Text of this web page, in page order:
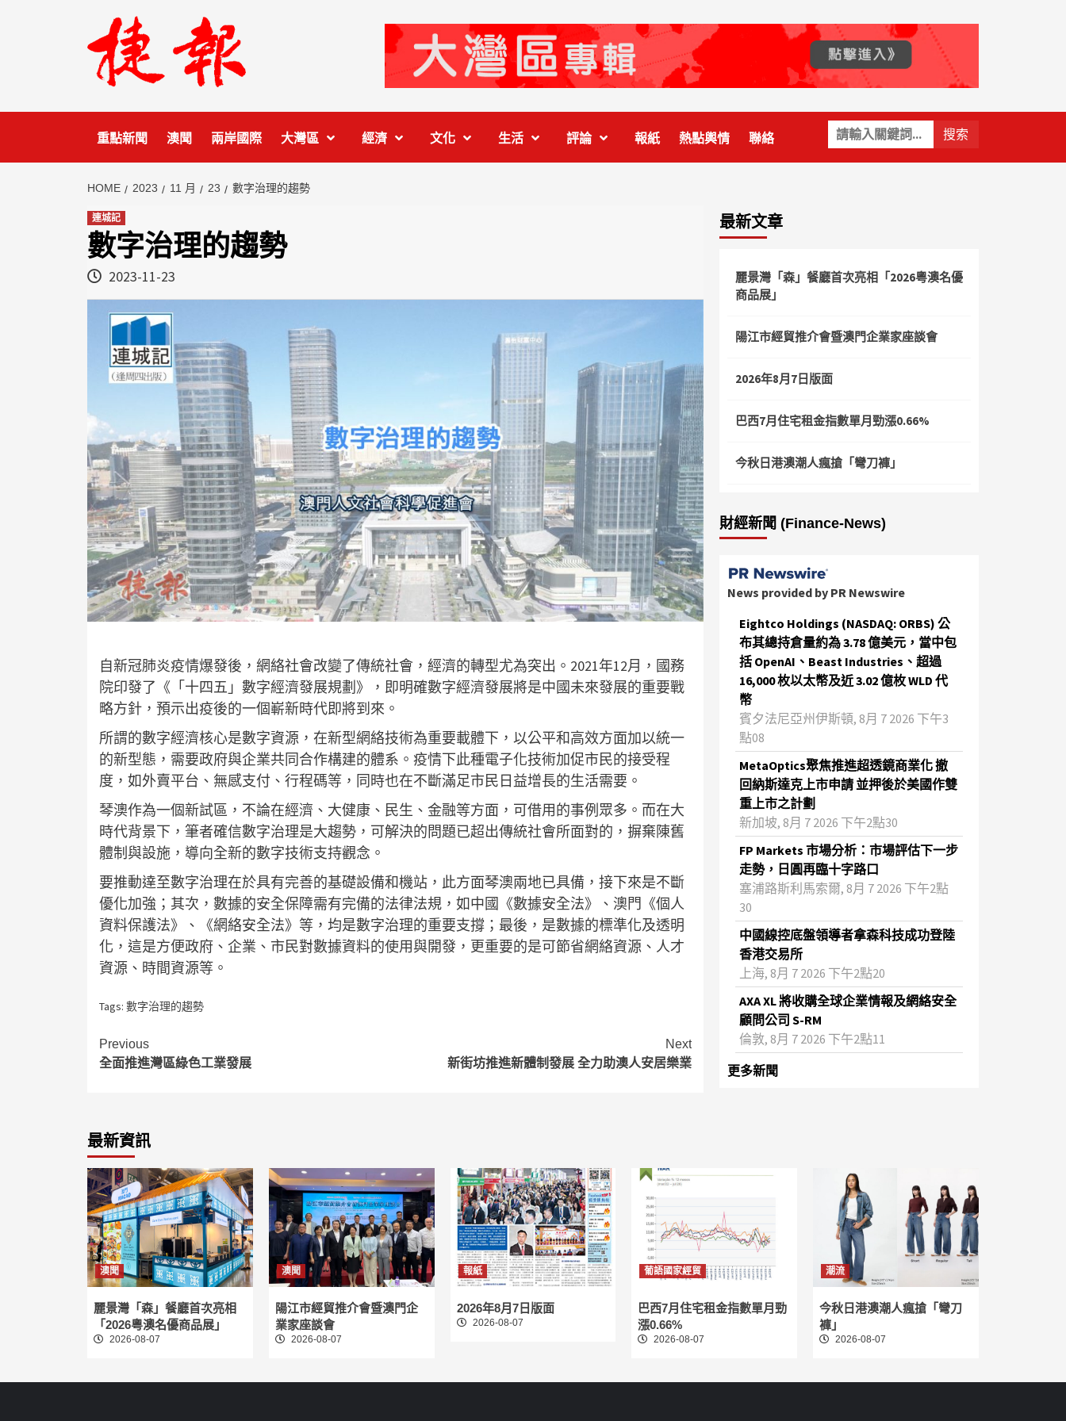
關
鍵
字:
重點新聞 澳聞 兩岸國際 大灣區 經濟 文化 生活 評論 報紙 熱點輿情 聯絡
HOME 2023 11 月 23 數字治理的趨勢
連城記
數字治理的趨勢
2023-11-23
自新冠肺炎疫情爆發後，網絡社會改變了傳統社會，經濟的轉型尤為突出。2021年12月，國務
院印發了《「十四五」數字經濟發展規劃》，即明確數字經濟發展將是中國未來發展的重要戰
略方針，預示出疫後的一個嶄新時代即將到來。
所謂的數字經濟核心是數字資源，在新型網絡技術為重要載體下，以公平和高效方面加以統一
的新型態，需要政府與企業共同合作構建的體系。疫情下此種電子化技術加促市民的接受程
度，如外賣平台、無感支付、行程碼等，同時也在不斷滿足市民日益增長的生活需要。
琴澳作為一個新試區，不論在經濟、大健康、民生、金融等方面，可借用的事例眾多。而在大
時代背景下，筆者確信數字治理是大趨勢，可解決的問題已超出傳統社會所面對的，摒棄陳舊
體制與設施，導向全新的數字技術支持觀念。
要推動達至數字治理在於具有完善的基礎設備和機站，此方面琴澳兩地已具備，接下來是不斷
優化加強；其次，數據的安全保障需有完備的法律法規，如中國《數據安全法》、澳門《個人
資料保護法》、《網絡安全法》等，均是數字治理的重要支撐；最後，是數據的標準化及透明
化，這是方便政府、企業、市民對數據資料的使用與開發，更重要的是可節省網絡資源、人才
資源、時間資源等。
Tags: 數字治理的趨勢
Continue
Reading
Previous
全面推進灣區綠色工業發展
Next
新街坊推進新體制發展 全力助澳人安居樂業
最新文章
麗景灣「森」餐廳首次亮相「2026粵澳名優
商品展」
陽江市經貿推介會暨澳門企業家座談會
2026年8月7日版面
巴西7月住宅租金指數單月勁漲0.66%
今秋日港澳潮人瘋搶「彎刀褲」
財經新聞 (Finance-News)
News provided by PR Newswire
Eightco Holdings (NASDAQ: ORBS) 公
布其總持倉量約為 3.78 億美元，當中包
括 OpenAI、Beast Industries、超過
16,000 枚以太幣及近 3.02 億枚 WLD 代
幣
賓夕法尼亞州伊斯頓, 8月 7 2026 下午3
點08
MetaOptics聚焦推進超透鏡商業化 撤
回納斯達克上市申請 並押後於美國作雙
重上市之計劃
新加坡, 8月 7 2026 下午2點30
FP Markets 市場分析：市場評估下一步
走勢，日圓再臨十字路口
塞浦路斯利馬索爾, 8月 7 2026 下午2點
30
中國線控底盤領導者拿森科技成功登陸
香港交易所
上海, 8月 7 2026 下午2點20
AXA XL 將收購全球企業情報及網絡安全
顧問公司 S-RM
倫敦, 8月 7 2026 下午2點11
更多新聞
最新資訊
澳聞
麗景灣「森」餐廳首次亮相
「2026粵澳名優商品展」
2026-08-07
澳聞
陽江市經貿推介會暨澳門企
業家座談會
2026-08-07
報紙
2026年8月7日版面
2026-08-07
葡語國家經貿
巴西7月住宅租金指數單月勁
漲0.66%
2026-08-07
潮流
今秋日港澳潮人瘋搶「彎刀
褲」
2026-08-07